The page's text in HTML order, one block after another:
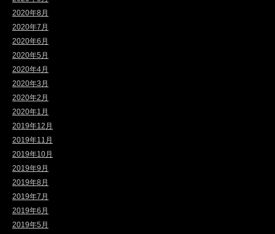
2020年8月
2020年7月
2020年6月
2020年5月
2020年4月
2020年3月
2020年2月
2020年1月
2019年12月
2019年11月
2019年10月
2019年9月
2019年8月
2019年7月
2019年6月
2019年5月